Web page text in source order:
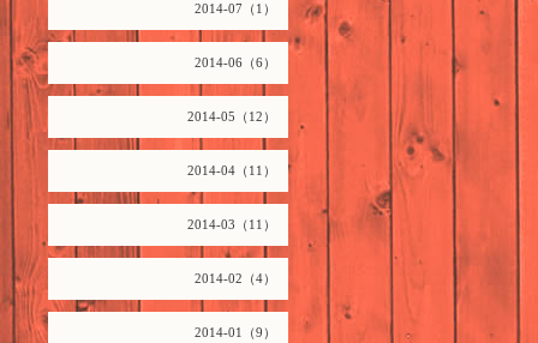
2014-07（1）
2014-06（6）
2014-05（12）
2014-04（11）
2014-03（11）
2014-02（4）
2014-01（9）